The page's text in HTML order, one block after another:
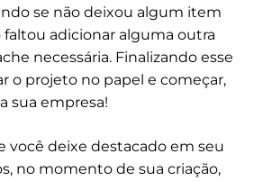
se não deixou algum item
faltou adicionar alguma outra
necessária. Finalizando esse
o projeto no papel e começar,
sua empresa!
você deixe destacado em seu
no momento de sua criação,